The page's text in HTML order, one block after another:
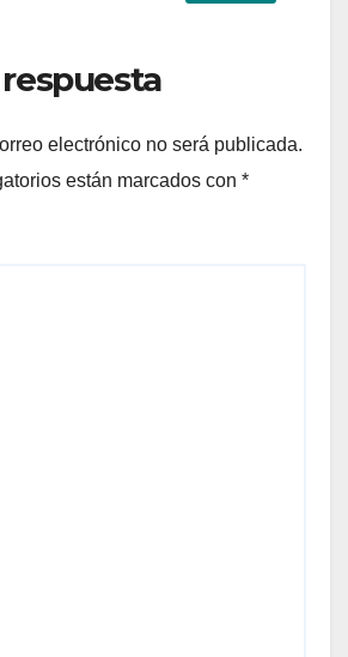
electrónico no será publicada.
están marcados con *